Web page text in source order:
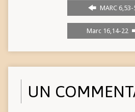
MARC 6,53-
Marc 16,14-22
UN